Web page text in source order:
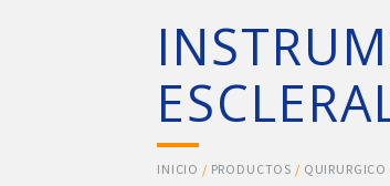
INICIO / PRODUCTOS / QUIRURGICO